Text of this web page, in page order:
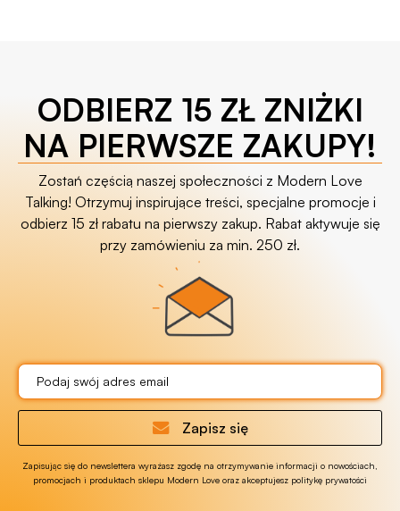
ODBIERZ 15 ZŁ ZNIŻKI
NA PIERWSZE ZAKUPY!
Zostań częścią naszej społeczności z Modern Love
Talking! Otrzymuj inspirujące treści, specjalne promocje i
odbierz 15 zł rabatu na pierwszy zakup. Rabat aktywuje się
przy zamówieniu za min. 250 zł.
Zapisz się
Zapisując się do newslettera wyrażasz zgodę na otrzymywanie informacji o nowościach,
promocjach i produktach sklepu Modern Love oraz akceptujesz politykę prywatości